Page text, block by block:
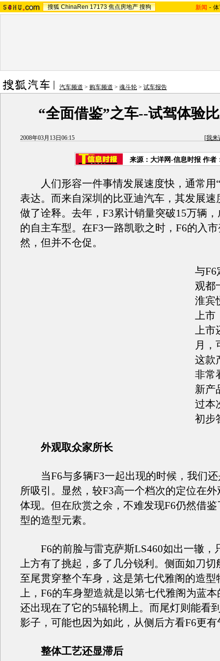
搜狐 ChinaRen 17173 焦点房地产 搜狗 新闻 -
汽车频道 > 购车频道 > 魂斗轮 > 试车报告
“全面借鉴”之车--试驾体验
2008年03月13日06:15 [我来
来源：大洋网-信息时报 作者
人们形容一件事情发展速度快，通常用“
表达。而来自深圳的比亚迪汽车，其发展速
做了诠释。去年，F3累计销量突破15万辆
的自主车型。在F3一路凯歌之时，F6的入
然，但并不仓促。
与F6
观都
淮宾
上市
上市
月，
这款
非常
新产
过本
初步
外观取众家所长
当F6与多辆F3一起出现的时候，我们还
所吸引。显然，较F3高一个档次的定位在
体现。但在欣赏之余，不难发现F6仍然借
型的造型元素。
F6的前脸与雷克萨斯LS460如出一辙，
上方有了挑起，多了几分锐利。侧面如刀切
至尾贯穿整个车身，这是第七代雅阁的造型
上，F6的车身塑造就是以第七代雅阁为蓝
还出现在了它的5辐轮辋上。而尾灯则能看
影子，可能也因为如此，从侧后方看F6更有
整体工艺还显滞后